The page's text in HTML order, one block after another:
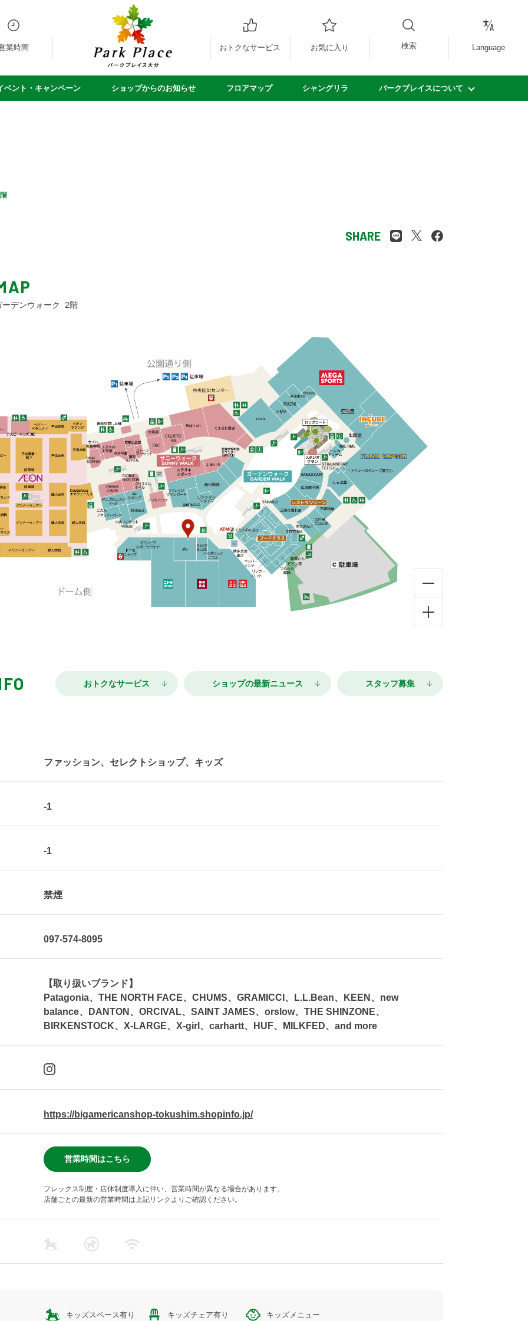
業時間 おトクなサービス お気に入り 検索 Language
ベント・キャンペーン ショップからのお知らせ フロアマップ シャングリラ パークプレイスについて
SHARE
ーデンウォーク 2階
おトクなサービス ショップの最新ニュース スタッフ募集
ファッション、セレクトショップ、キッズ
-1
-1
禁煙
097-574-8095
【取り扱いブランド】
Patagonia、THE NORTH FACE、CHUMS、GRAMICCI、L.L.Bean、KEEN、new
balance、DANTON、ORCIVAL、SAINT JAMES、orslow、THE SHINZONE、
BIRKENSTOCK、X-LARGE、X-girl、carhartt、HUF、MILKFED、and more
https://bigamericanshop-tokushim.shopinfo.jp/
営業時間はこちら
フレックス制度・店休制度導入に伴い、営業時間が異なる場合があります。
店舗ごとの最新の営業時間は上記リンクよりご確認ください。
キッズスペース有り キッズチェア有り キッズメニュー